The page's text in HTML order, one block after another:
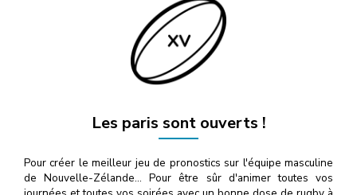
Les paris sont ouverts !
Pour créer le meilleur jeu de pronostics sur l'équipe masculine
de Nouvelle-Zélande… Pour être sûr d'animer toutes vos